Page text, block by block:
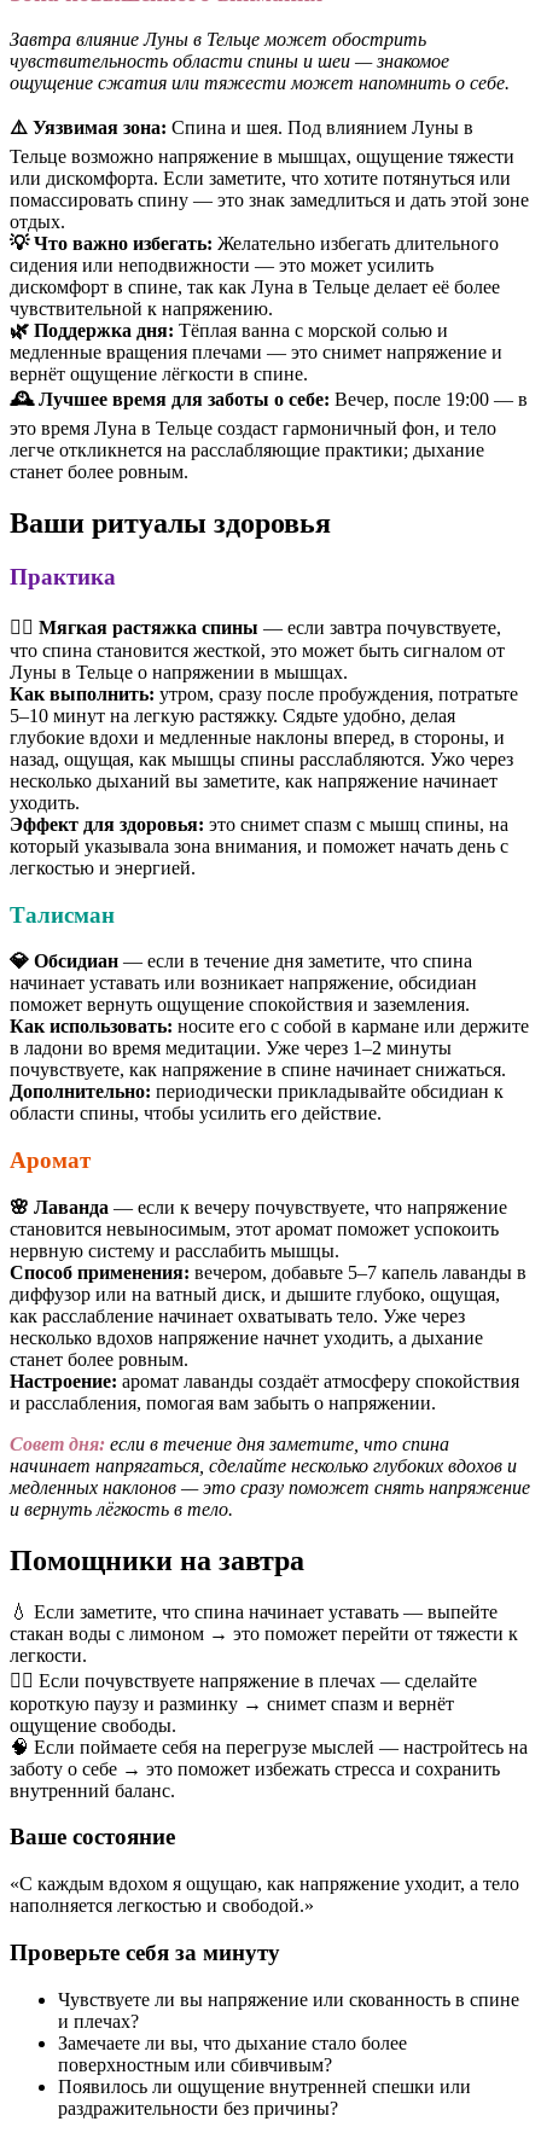
Завтра влияние Луны в Тельце может обострить
чувствительность области спины и шеи — знакомое
ощущение сжатия или тяжести может напомнить о себе.
⚠️ Уязвимая зона: Спина и шея. Под влиянием Луны в
Тельце возможно напряжение в мышцах, ощущение тяжести
или дискомфорта. Если заметите, что хотите потянуться или
помассировать спину — это знак замедлиться и дать этой зоне
отдых.
💡 Что важно избегать: Желательно избегать длительного
сидения или неподвижности — это может усилить
дискомфорт в спине, так как Луна в Тельце делает её более
чувствительной к напряжению.
🌿 Поддержка дня: Тёплая ванна с морской солью и
медленные вращения плечами — это снимет напряжение и
вернёт ощущение лёгкости в спине.
🕰 Лучшее время для заботы о себе: Вечер, после 19:00 — в
это время Луна в Тельце создаст гармоничный фон, и тело
легче откликнется на расслабляющие практики; дыхание
станет более ровным.
Ваши ритуалы здоровья
Практика
🧘‍♀️ Мягкая растяжка спины — если завтра почувствуете,
что спина становится жесткой, это может быть сигналом от
Луны в Тельце о напряжении в мышцах.
Как выполнить: утром, сразу после пробуждения, потратьте
5–10 минут на легкую растяжку. Сядьте удобно, делая
глубокие вдохи и медленные наклоны вперед, в стороны, и
назад, ощущая, как мышцы спины расслабляются. Ужо через
несколько дыханий вы заметите, как напряжение начинает
уходить.
Эффект для здоровья: это снимет спазм с мышц спины, на
который указывала зона внимания, и поможет начать день с
легкостью и энергией.
Талисман
💎 Обсидиан — если в течение дня заметите, что спина
начинает уставать или возникает напряжение, обсидиан
поможет вернуть ощущение спокойствия и заземления.
Как использовать: носите его с собой в кармане или держите
в ладони во время медитации. Уже через 1–2 минуты
почувствуете, как напряжение в спине начинает снижаться.
Дополнительно: периодически прикладывайте обсидиан к
области спины, чтобы усилить его действие.
Аромат
🌸 Лаванда — если к вечеру почувствуете, что напряжение
становится невыносимым, этот аромат поможет успокоить
нервную систему и расслабить мышцы.
Способ применения: вечером, добавьте 5–7 капель лаванды в
диффузор или на ватный диск, и дышите глубоко, ощущая,
как расслабление начинает охватывать тело. Уже через
несколько вдохов напряжение начнет уходить, а дыхание
станет более ровным.
Настроение: аромат лаванды создаёт атмосферу спокойствия
и расслабления, помогая вам забыть о напряжении.
Совет дня: если в течение дня заметите, что спина
начинает напрягаться, сделайте несколько глубоких вдохов и
медленных наклонов — это сразу поможет снять напряжение
и вернуть лёгкость в тело.
Помощники на завтра
💧 Если заметите, что спина начинает уставать — выпейте
стакан воды с лимоном → это поможет перейти от тяжести к
легкости.
💆‍♀️ Если почувствуете напряжение в плечах — сделайте
короткую паузу и разминку → снимет спазм и вернёт
ощущение свободы.
🧠 Если поймаете себя на перегрузе мыслей — настройтесь на
заботу о себе → это поможет избежать стресса и сохранить
внутренний баланс.
Ваше состояние
«С каждым вдохом я ощущаю, как напряжение уходит, а тело
наполняется легкостью и свободой.»
Проверьте себя за минуту
Чувствуете ли вы напряжение или скованность в спине
и плечах?
Замечаете ли вы, что дыхание стало более
поверхностным или сбивчивым?
Появилось ли ощущение внутренней спешки или
раздражительности без причины?